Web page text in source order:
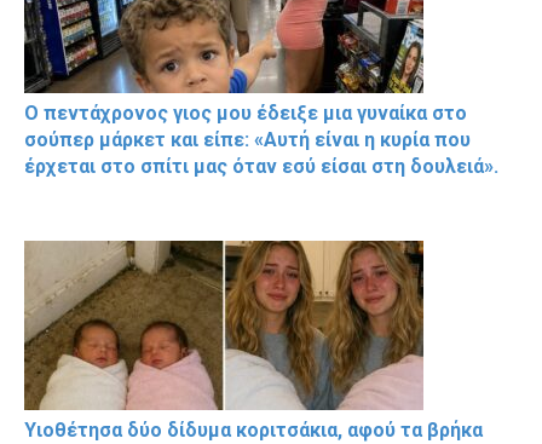
Ο πεντάχρονος γιος μου έδειξε μια γυναίκα στο
σούπερ μάρκετ και είπε: «Αυτή είναι η κυρία που
έρχεται στο σπίτι μας όταν εσύ είσαι στη δουλειά».
Υιοθέτησα δύο δίδυμα κοριτσάκια, αφού τα βρήκα